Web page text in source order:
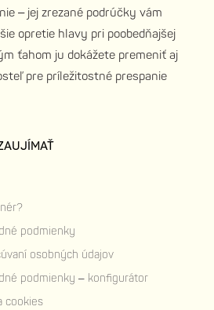
– jej zrezané podrúčky vám
opretie hlavy pri poobedňajšej
ťahom ju dokážete premeniť aj
pre príležitostné prespanie
podmienky
osobných údajov
podmienky – konfigurátor
cookies